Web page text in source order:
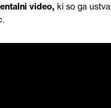
video, ki so ga
.